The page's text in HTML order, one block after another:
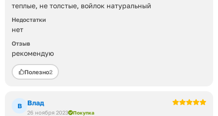
теплые, не толстые, войлок натуральный
Недостатки
нет
Отзыв
рекомендую
Полезно2
В Влад
26 ноября 2023 Покупка